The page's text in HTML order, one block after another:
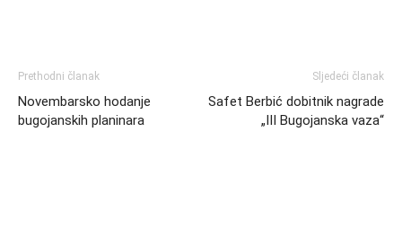
Prethodni članak
Novembarsko hodanje
bugojanskih planinara
Sljedeći članak
Safet Berbić dobitnik nagrade
„III Bugojanska vaza“